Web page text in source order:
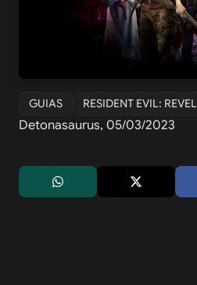
GUIAS RESIDENT EVIL:
Detonasaurus, 05/03/2023